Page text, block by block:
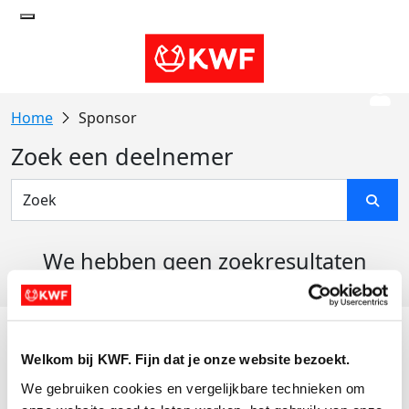
Welkom bij KWF. Fijn dat je onze website bezoekt.
We gebruiken cookies en vergelijkbare technieken om
Sponsor
Zoek een deelnemer
We hebben geen zoekresultaten
Actiematerialen
Evenementen